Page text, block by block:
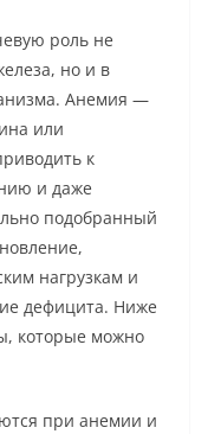
роль не
но и в
Анемия —
или
к
и даже
подобранный
нагрузкам и
дефицита. Ниже
которые можно
при анемии и